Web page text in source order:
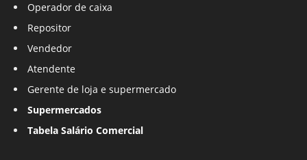
Operador de caixa
Repositor
Vendedor
Atendente
Gerente de loja e supermercado
Supermercados
Tabela Salário Comercial